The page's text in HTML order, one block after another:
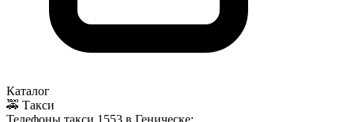
Каталог
🚕 Такси
Телефоны такси 1553 в Геническе: